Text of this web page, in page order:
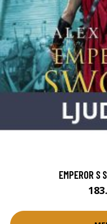
EMPEROR S